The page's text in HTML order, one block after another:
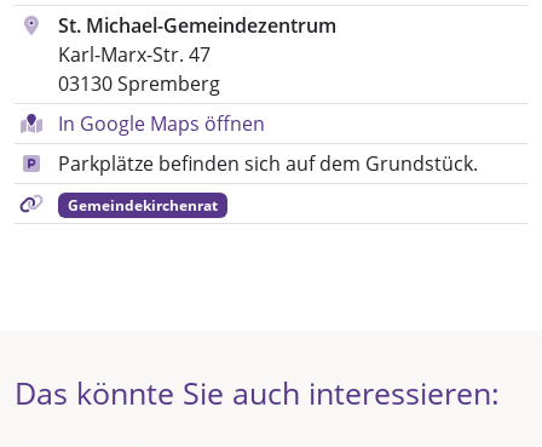
St. Michael-Gemeindezentrum
Karl-Marx-Str. 47
03130 Spremberg
In Google Maps öffnen
Parkplätze befinden sich auf dem Grundstück.
Gemeindekirchenrat
Das könnte Sie auch interessieren: